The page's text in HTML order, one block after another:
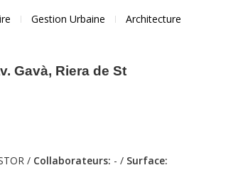
Gestion Urbaine Architecture
Gavà, Riera de St
/ Collaborateurs: - / Surface: